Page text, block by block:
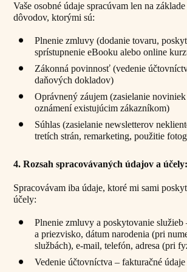
Vaše osobné údaje spracúvam len na
dôvodov, ktorými sú:
Plnenie zmluvy (dodanie tovaru,
sprístupnenie eBooku alebo online
Zákonná povinnosť (vedenie
daňových dokladov)
Oprávnený záujem (zasielanie
oznámení existujúcim zákazníkom)
Súhlas (zasielanie newsletterov
tretích strán, remarketing, použitie
4. Rozsah spracovávaných údajov a účely:
Spracovávam iba údaje, ktoré mi sami
účely:
Plnenie zmluvy a poskytovanie služieb
a priezvisko, dátum narodenia (pri
službách), e-mail, telefón, adresa (pri
Vedenie účtovníctva – fakturačné